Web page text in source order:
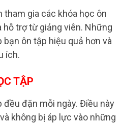
tham gia các khóa học ôn
trợ từ giảng viên. Những
ôn tập hiệu quả hơn và
ích.
TẬP
đặn mỗi ngày. Điều này
không bị áp lực vào những